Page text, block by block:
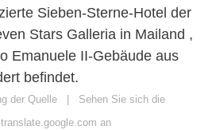
Sieben-Sterne-Hotel der
Stars Galleria in Mailand ,
Emanuele II-Gebäude aus
befindet.
der Quelle | Sehen Sie sich die
an